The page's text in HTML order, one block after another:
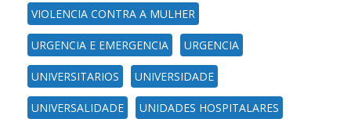
VIOLENCIA CONTRA A MULHER
URGENCIA E EMERGENCIA URGENCIA
UNIVERSITARIOS UNIVERSIDADE
UNIVERSALIDADE UNIDADES HOSPITALARES